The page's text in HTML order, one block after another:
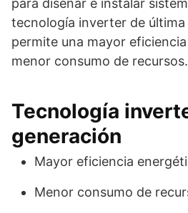
para diseñar e instalar
tecnología inverter de
permite una mayor
menor consumo de recursos.
Tecnología
generación
Mayor eficiencia
Menor consumo de